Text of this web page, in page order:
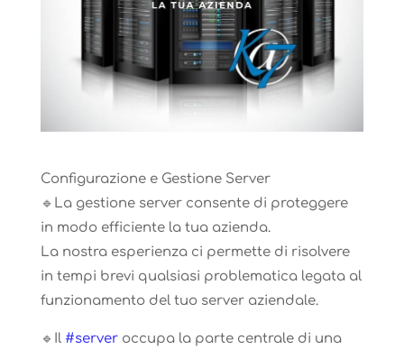
Configurazione e Gestione Server
🔹La gestione server consente di proteggere
in modo efficiente la tua azienda.
La nostra esperienza ci permette di risolvere
in tempi brevi qualsiasi problematica legata al
funzionamento del tuo server aziendale.
🔹Il #serveroccupa la parte centrale di una